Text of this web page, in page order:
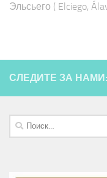
Эльсьего ( Elciego,
СЛЕДИТЕ ЗА НАМИ:
Найти: